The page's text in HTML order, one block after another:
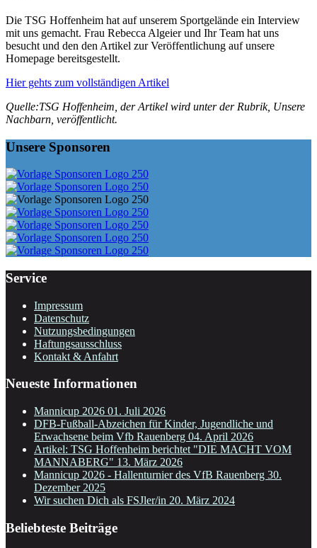
Die TSG Hoffenheim hat auf unserem Sportgelände ein Interview
mit uns gemacht. Frau Rebecca Algeier und Ihr Team hat uns
besucht und den den Artikel zur Veröffentlichung auf unsere
Homepage bereitsgestellt.
Hier gehts zum vollständigen Artikel
Quelle:TSG Hoffenheim, der Artikel wird unter der Rubrik, Unsere
Nachbarn, veröffentlicht.
Unsere Sponsoren
Service
Impressum
Datenschutz
Nutzungsbedingungen
Haftungsausschluss
Kontakt & Anfahrt
Neueste Informationen
Mannicup 2026 01. Juli 2026
DFB-Fußball-Abzeichen für Kinder, Jugendliche und
Erwachsene beim Vfb Rauenberg 04. April 2026
Artikel: TSG Hoffenheim berichtet "DIE MACHT VOM
MANNABERG" 13. März 2026
Mannicup 2026 - Hallenturnier des VfB Rauenberg 30.
Dezember 2025
Wir suchen Dich als FSJler/in 20. März 2024
Beliebteste Beiträge